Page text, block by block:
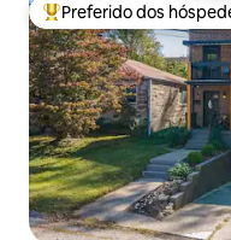
Entre os melhores
Preferido dos